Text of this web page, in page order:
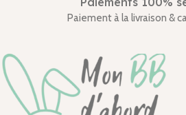
Paiement à la livraison &